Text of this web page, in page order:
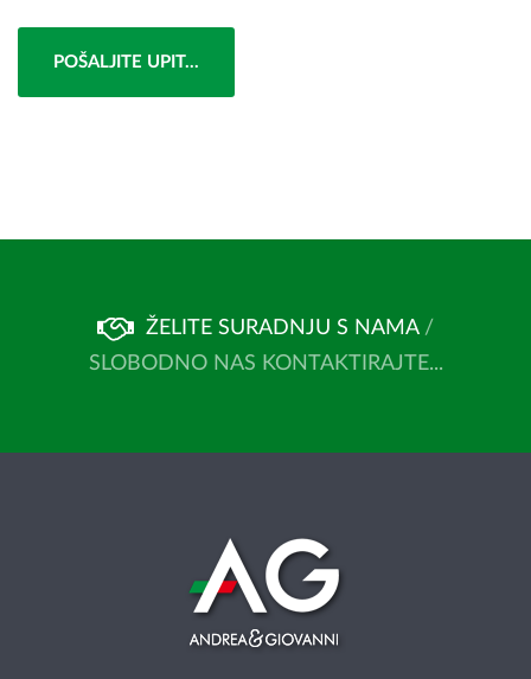
POŠALJITE UPIT...
ŽELITE SURADNJU S NAMA /
SLOBODNO NAS KONTAKTIRAJTE...